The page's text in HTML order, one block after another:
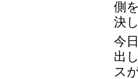
側
決
今
出
ス